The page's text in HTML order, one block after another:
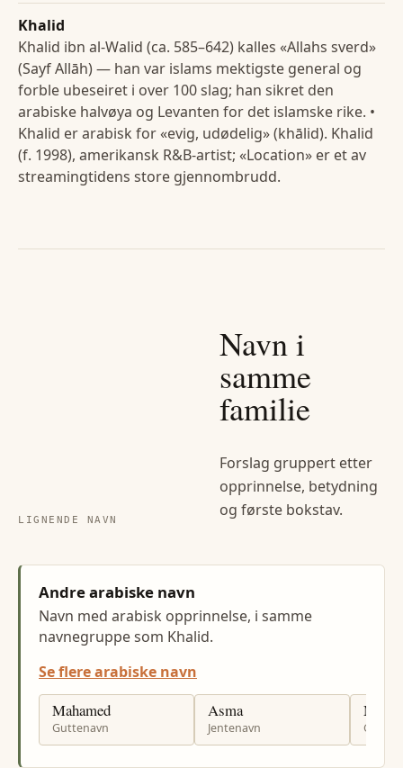
Khalid
Khalid ibn al-Walid (ca. 585–642) kalles «Allahs sverd»
(Sayf Allāh) — han var islams mektigste general og
forble ubeseiret i over 100 slag; han sikret den
arabiske halvøya og Levanten for det islamske rike. •
Khalid er arabisk for «evig, udødelig» (khālid). Khalid
(f. 1998), amerikansk R&B-artist; «Location» er et av
streamingtidens store gjennombrudd.
LIGNENDE NAVN
Navn i
samme
familie
Forslag gruppert etter
opprinnelse, betydning
og første bokstav.
Andre arabiske navn
Navn med arabisk opprinnelse, i samme
navnegruppe som Khalid.
Se flere arabiske navn
Mahamed
Guttenavn
Asma
Jentenavn
Mehdi